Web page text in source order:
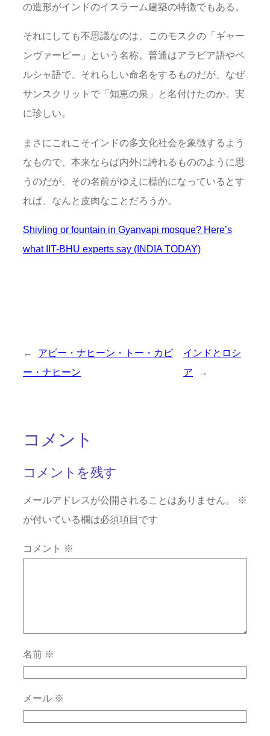
の造形がインドのイスラーム建築の特徴でもある。
それにしても不思議なのは、このモスクの「ギャー
ンヴァーピー」という名称。普通はアラビア語やペ
ルシャ語で、それらしい命名をするものだが、なぜ
サンスクリットで「知恵の泉」と名付けたのか。実
に珍しい。
まさにこれこそインドの多文化社会を象徴するよう
なもので、本来ならば内外に誇れるもののように思
うのだが、その名前がゆえに標的になっているとす
れば、なんと皮肉なことだろうか。
Shivling or fountain in Gyanvapi mosque? Here’s
what IIT-BHU experts say (INDIA TODAY)
←
アビー・ナヒーン・トー・カビ
ー・ナヒーン
インドとロシ
ア
→
コメント
コメントを残す
メールアドレスが公開されることはありません。
※
が付いている欄は必須項目です
コメント ※
名前 ※
メール ※